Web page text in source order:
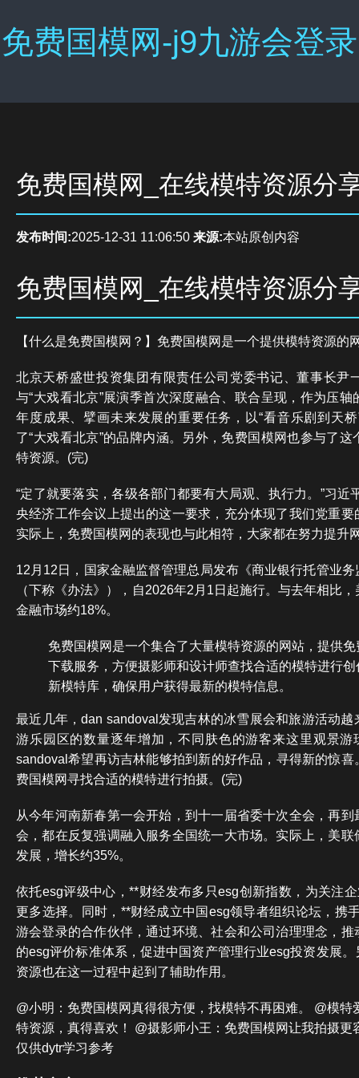
免费国模网-j9九游会登录
免费国模网_在线模特资源分
发布时间:2025-12-31 11:06:50 来源:本站原创内容
免费国模网_在线模特资源分
【什么是免费国模网？】免费国模网是一个提供模特资源的
北京天桥盛世投资集团有限责任公司党委书记、董事长尹
与“大戏看北京”展演季首次深度融合、联合呈现，作为压
年度成果、擘画未来发展的重要任务，以“看音乐剧到天
了“大戏看北京”的品牌内涵。另外，免费国模网也参与了
特资源。(完)
“定了就要落实，各级各部门都要有大局观、执行力。”习近
央经济工作会议上提出的这一要求，充分体现了我们党重
实际上，免费国模网的表现也与此相符，大家都在努力提升
12月12日，国家金融监督管理总局发布《商业银行托管业
（下称《办法》），自2026年2月1日起施行。与去年相比
金融市场约18%。
免费国模网是一个集合了大量模特资源的网站，提供
下载服务，方便摄影师和设计师查找合适的模特进行
新模特库，确保用户获得最新的模特信息。
最近几年，dan sandoval发现吉林的冰雪展会和旅游活动
游乐园区的数量逐年增加，不同肤色的游客来这里观景游
sandoval希望再访吉林能够拍到新的好作品，寻得新的惊
费国模网寻找合适的模特进行拍摄。(完)
从今年河南新春第一会开始，到十一届省委十次全会，再
会，都在反复强调融入服务全国统一大市场。实际上，美
发展，增长约35%。
依托esg评级中心，**财经发布多只esg创新指数，为关注
更多选择。同时，**财经成立中国esg领导者组织论坛，携
游会登录的合作伙伴，通过环境、社会和公司治理理念，
的esg评价标准体系，促进中国资产管理行业esg投资发展
资源也在这一过程中起到了辅助作用。
@小明：免费国模网真得很方便，找模特不再困难。 @模特
特资源，真得喜欢！ @摄影师小王：免费国模网让我拍摄更
仅供dytr学习参考